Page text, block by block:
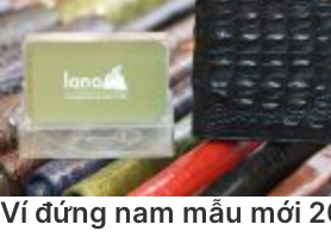
Ví đứng nam mẫu mới